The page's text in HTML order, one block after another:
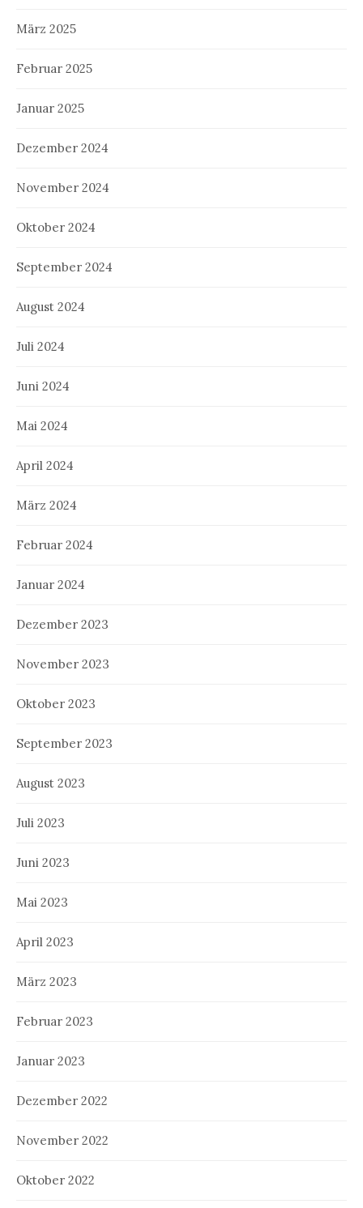
März 2025
Februar 2025
Januar 2025
Dezember 2024
November 2024
Oktober 2024
September 2024
August 2024
Juli 2024
Juni 2024
Mai 2024
April 2024
März 2024
Februar 2024
Januar 2024
Dezember 2023
November 2023
Oktober 2023
September 2023
August 2023
Juli 2023
Juni 2023
Mai 2023
April 2023
März 2023
Februar 2023
Januar 2023
Dezember 2022
November 2022
Oktober 2022